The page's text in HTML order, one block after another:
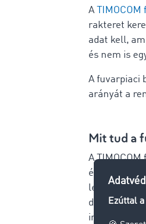
A
rakteret
adat kell,
és nem is
A fuvarpiaci
arányát a
Mit tud a
A
és